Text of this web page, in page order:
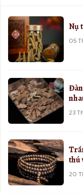
Nụ
05
23
thú
20